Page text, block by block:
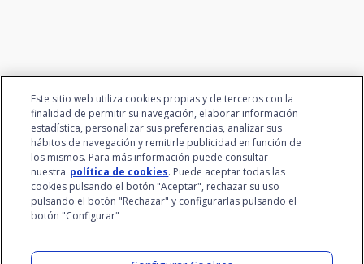
Este sitio web utiliza cookies propias y de terceros con la
finalidad de permitir su navegación, elaborar información
estadística, personalizar sus preferencias, analizar sus
hábitos de navegación y remitirle publicidad en función de
los mismos. Para más información puede consultar
nuestra política de cookies. Puede aceptar todas las
cookies pulsando el botón "Aceptar", rechazar su uso
pulsando el botón "Rechazar" y configurarlas pulsando el
botón "Configurar"